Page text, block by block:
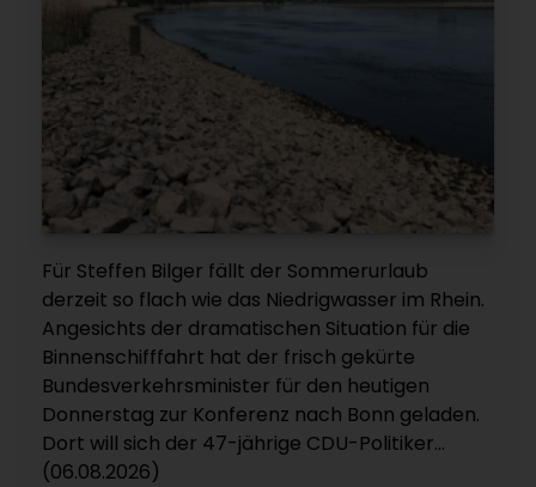
Für Steffen Bilger fällt der Sommerurlaub
derzeit so flach wie das Niedrigwasser im Rhein.
Angesichts der dramatischen Situation für die
Binnenschifffahrt hat der frisch gekürte
Bundesverkehrsminister für den heutigen
Donnerstag zur Konferenz nach Bonn geladen.
Dort will sich der 47-jährige CDU-Politiker...
(06.08.2026)